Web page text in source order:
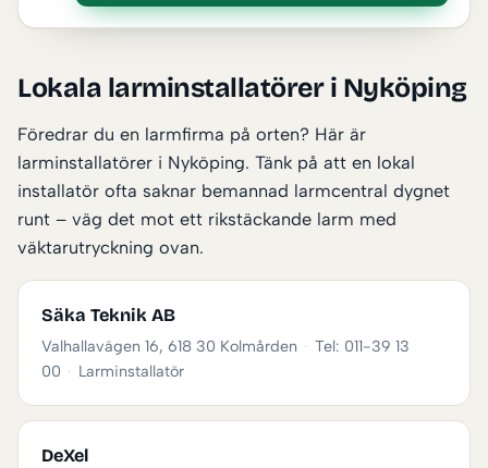
Lokala larminstallatörer i Nyköping
Föredrar du en larmfirma på orten? Här är
larminstallatörer i Nyköping. Tänk på att en lokal
installatör ofta saknar bemannad larmcentral dygnet
runt – väg det mot ett rikstäckande larm med
väktarutryckning ovan.
Säka Teknik AB
Valhallavägen 16, 618 30 Kolmården · Tel: 011-39 13
00 · Larminstallatör
DeXel